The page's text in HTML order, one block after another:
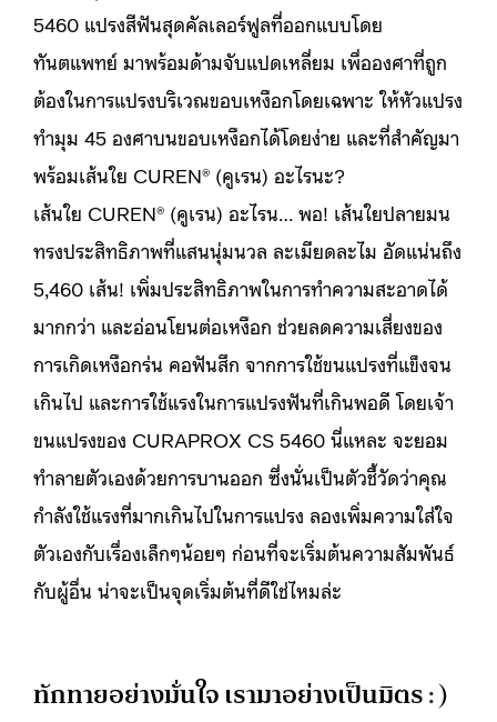
5460 แปรงสีฟันสุดคัลเลอร์ฟูลที่ออกแบบโดย
ทันตแพทย์ มาพร้อมด้ามจับแปดเหลี่ยม เพื่อองศาที่ถูก
ต้องในการแปรงบริเวณขอบเหงือกโดยเฉพาะ ให้หัวแปรง
ทำมุม 45 องศาบนขอบเหงือกได้โดยง่าย และที่สำคัญมา
พร้อมเส้นใย CUREN® (คูเรน) อะไรนะ?
เส้นใย CUREN® (คูเรน) อะไรน… พอ! เส้นใยปลายมน
ทรงประสิทธิภาพที่แสนนุ่มนวล ละเมียดละไม อัดแน่นถึง
5,460 เส้น! เพิ่มประสิทธิภาพในการทำความสะอาดได้
มากกว่า และอ่อนโยนต่อเหงือก ช่วยลดความเสี่ยงของ
การเกิดเหงือกร่น คอฟันสึก จากการใช้ขนแปรงที่แข็งจน
เกินไป และการใช้แรงในการแปรงฟันที่เกินพอดี โดยเจ้า
ขนแปรงของ CURAPROX CS 5460 นี่แหละ จะยอม
ทำลายตัวเองด้วยการบานออก ซึ่งนั่นเป็นตัวชี้วัดว่าคุณ
กำลังใช้แรงที่มากเกินไปในการแปรง ลองเพิ่มความใส่ใจ
ตัวเองกับเรื่องเล็กๆน้อยๆ ก่อนที่จะเริ่มต้นความสัมพันธ์
กับผู้อื่น น่าจะเป็นจุดเริ่มต้นที่ดีใช่ไหมล่ะ
ทักทายอย่างมั่นใจ เรามาอย่างเป็นมิตร : )